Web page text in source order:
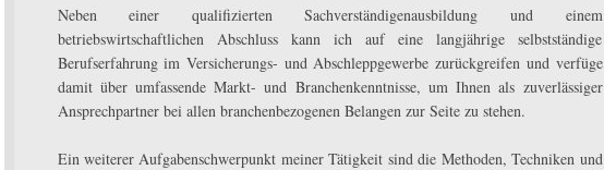
Neben einer qualifizierten Sachverständigenausbildung und einem
betriebswirtschaftlichen Abschluss kann ich auf eine langjährige selbstständige
Berufserfahrung im Versicherungs- und Abschleppgewerbe zurückgreifen und verfüge
damit über umfassende Markt- und Branchenkenntnisse, um Ihnen als zuverlässiger
Ansprechpartner bei allen branchenbezogenen Belangen zur Seite zu stehen.
Ein weiterer Aufgabenschwerpunkt meiner Tätigkeit sind die Methoden, Techniken und